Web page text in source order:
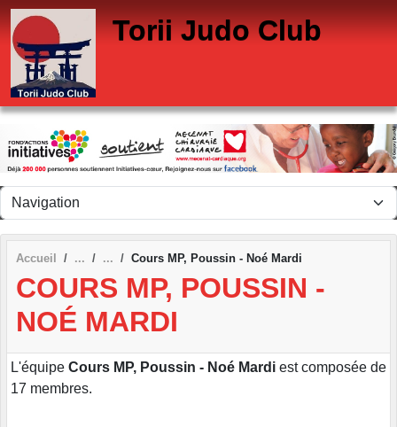
Torii Judo Club
Accueil Cours MP, Poussin - Noé Mardi
COURS MP, POUSSIN -
NOÉ MARDI
L'équipe Cours MP, Poussin - Noé Mardi est composée de
17 membres.
Panneau de gestion des cookies